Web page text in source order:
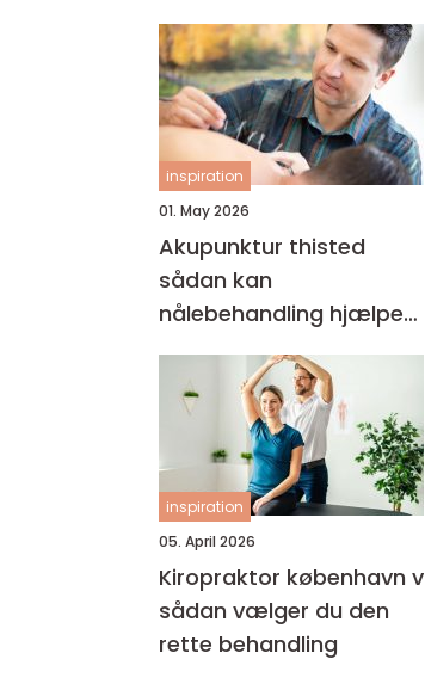
inspiration
01. May 2026
Akupunktur thisted
sådan kan
nålebehandling hjælpe
krop og sind
inspiration
05. April 2026
Kiropraktor københavn v
sådan vælger du den
rette behandling